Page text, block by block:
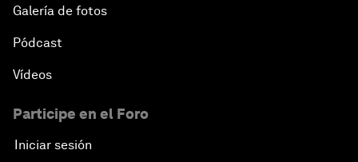
Galería de fotos
Pódcast
Vídeos
Participe en el Foro
Iniciar sesión